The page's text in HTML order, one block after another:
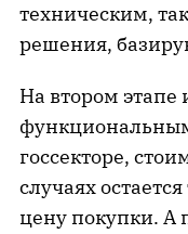
техническим,
решения,
На втором
госсекторе,
случаях
цену покупки. А